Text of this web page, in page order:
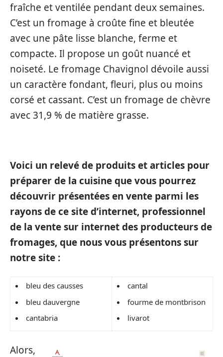
fraîche et ventilée pendant deux semaines.
C’est un fromage à croûte fine et bleutée
avec une pâte lisse blanche, ferme et
compacte. Il propose un goût nuancé et
noiseté. Le fromage Chavignol dévoile aussi
un caractère fondant, fleuri, plus ou moins
corsé et cassant. C’est un fromage de chèvre
avec 31,9 % de matière grasse.
Voici un relevé de produits et articles pour
préparer de la cuisine que vous pourrez
découvrir présentées en vente parmi les
rayons de ce site d’internet, professionnel
de la vente sur internet des producteurs de
fromages, que nous vous présentons sur
notre site :
bleu des causses
bleu dauvergne
cantabria
cantal
fourme de montbrison
livarot
Alors,